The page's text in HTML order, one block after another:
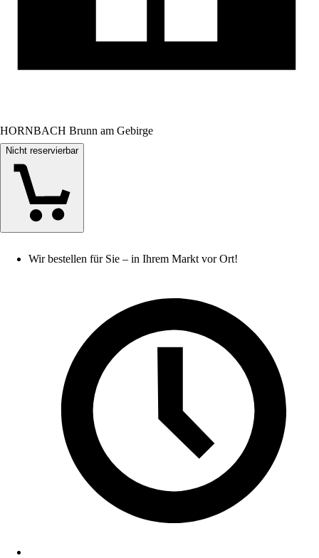
HORNBACH Brunn am Gebirge
Nicht reservierbar
Wir bestellen für Sie – in Ihrem Markt vor Ort!